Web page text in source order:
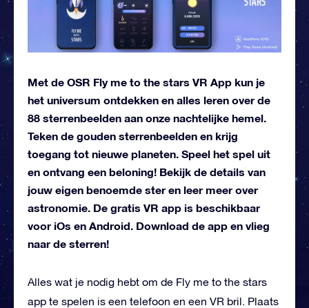
Met de OSR Fly me to the stars VR App kun je
het universum ontdekken en alles leren over de
88 sterrenbeelden aan onze nachtelijke hemel.
Teken de gouden sterrenbeelden en krijg
toegang tot nieuwe planeten. Speel het spel uit
en ontvang een beloning! Bekijk de details van
jouw eigen benoemde ster en leer meer over
astronomie. De gratis VR app is beschikbaar
voor iOs en Android. Download de app en vlieg
naar de sterren!
Alles wat je nodig hebt om de Fly me to the stars
app te spelen is een telefoon en een VR bril. Plaats